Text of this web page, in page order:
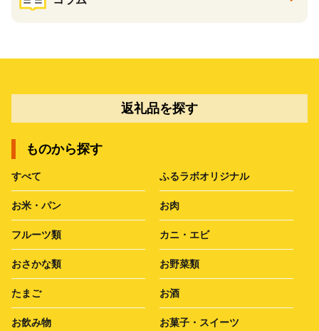
返礼品を探す
ものから探す
すべて ふるラボオリジナル
お米・パン お肉
フルーツ類 カニ・エビ
おさかな類 お野菜類
たまご お酒
お飲み物 お菓子・スイーツ